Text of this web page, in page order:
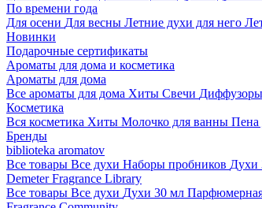
По времени года
Для осени Для весны Летние духи для него
Новинки
Подарочные сертификаты
Ароматы для дома и косметика
Ароматы для дома
Все ароматы для дома Хиты Свечи
Косметика
Вся косметика Хиты Молочко для ванны Пена
Бренды
biblioteka aromatov
Все товары Все духи Наборы пробников Духи
Demeter Fragrance Library
Все товары Все духи Духи 30 мл